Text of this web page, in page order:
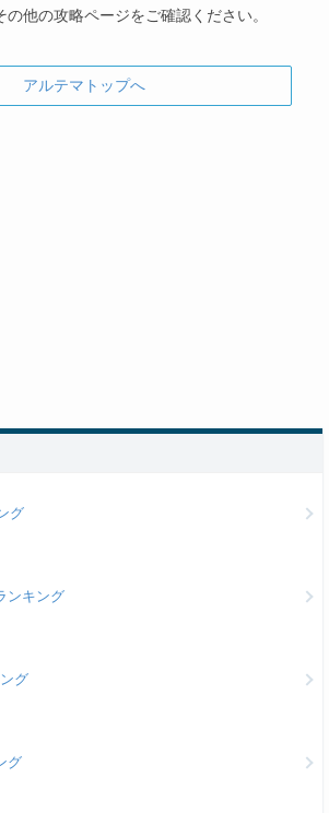
の他の攻略ページをご確認ください。
アルテマトップへ
グ
ンキング
グ
グ